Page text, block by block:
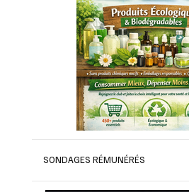
SONDAGES RÉMUNÉRÉS